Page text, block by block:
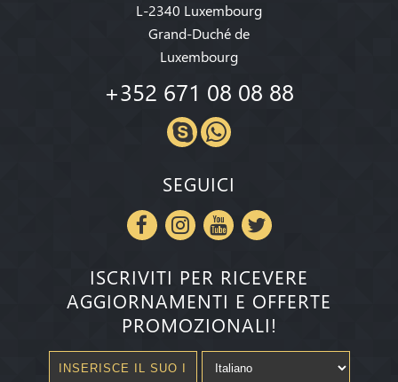
L-2340 Luxembourg
Grand-Duché de
Luxembourg
+352 671 08 08 88
SEGUICI
ISCRIVITI PER RICEVERE
AGGIORNAMENTI E OFFERTE
PROMOZIONALI!